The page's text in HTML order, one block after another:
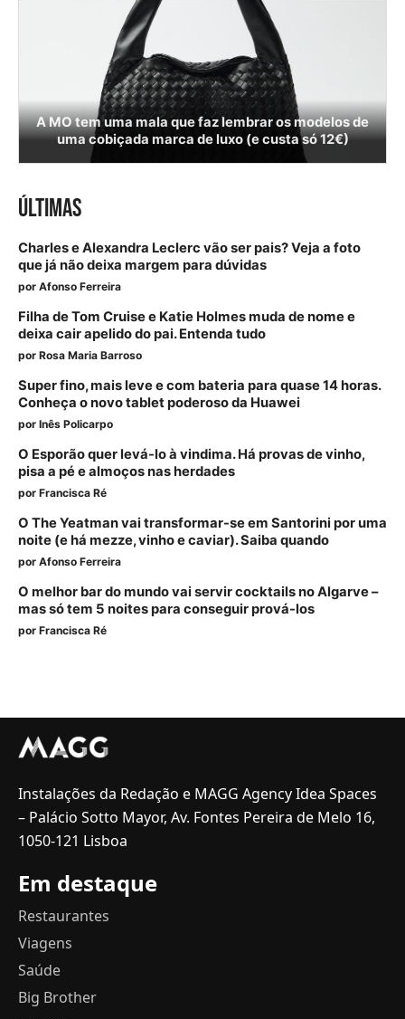
A MO tem uma mala que faz lembrar os modelos de
uma cobiçada marca de luxo (e custa só 12€)
ÚLTIMAS
Charles e Alexandra Leclerc vão ser pais? Veja a foto
que já não deixa margem para dúvidas
por Afonso Ferreira
Filha de Tom Cruise e Katie Holmes muda de nome e
deixa cair apelido do pai. Entenda tudo
por Rosa Maria Barroso
Super fino, mais leve e com bateria para quase 14 horas.
Conheça o novo tablet poderoso da Huawei
por Inês Policarpo
O Esporão quer levá-lo à vindima. Há provas de vinho,
pisa a pé e almoços nas herdades
por Francisca Ré
O The Yeatman vai transformar-se em Santorini por uma
noite (e há mezze, vinho e caviar). Saiba quando
por Afonso Ferreira
O melhor bar do mundo vai servir cocktails no Algarve –
mas só tem 5 noites para conseguir prová-los
por Francisca Ré
Instalações da Redação e MAGG Agency Idea Spaces
– Palácio Sotto Mayor, Av. Fontes Pereira de Melo 16,
1050-121 Lisboa
Em destaque
Restaurantes
Viagens
Saúde
Big Brother